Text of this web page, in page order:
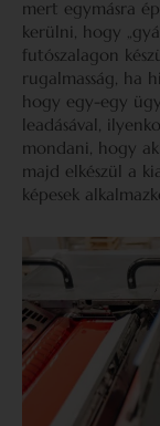
mert egymásra
kerülni, hogy
futószalagon
rugalmasság, ha
hogy egy-egy
leadásával,
mondani, hogy
majd elkészül a
képesek